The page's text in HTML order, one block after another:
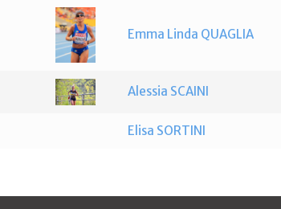
Emma Linda QUAGLIA
Alessia SCAINI
Elisa SORTINI